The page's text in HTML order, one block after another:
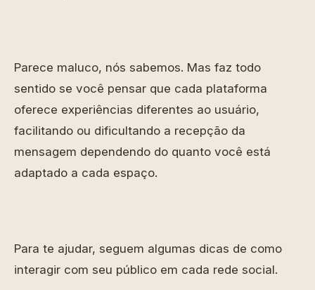
Parece maluco, nós sabemos. Mas faz todo
sentido se você pensar que cada plataforma
oferece experiências diferentes ao usuário,
facilitando ou dificultando a recepção da
mensagem dependendo do quanto você está
adaptado a cada espaço.
Para te ajudar, seguem algumas dicas de como
interagir com seu público em cada rede social.